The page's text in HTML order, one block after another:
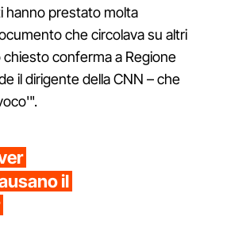
hanno prestato molta
che circolava su altri
conferma a Regione
il dirigente della CNN – che
il